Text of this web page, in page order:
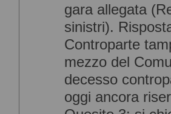
gara allegata
sinistri).
Controparte
mezzo del
decesso
oggi ancora